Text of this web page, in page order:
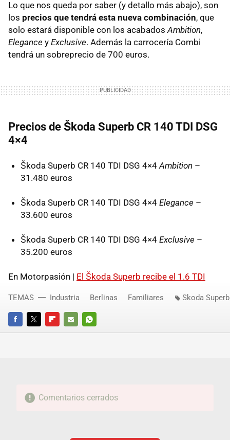
Lo que nos queda por saber (y detallo más abajo), son
los precios que tendrá esta nueva combinación, que
solo estará disponible con los acabados Ambition,
Elegance y Exclusive. Además la carrocería Combi
tendrá un sobreprecio de 700 euros.
Precios de Škoda Superb CR 140 TDI DSG
4×4
Škoda Superb CR 140 TDI DSG 4×4 Ambition –
31.480 euros
Škoda Superb CR 140 TDI DSG 4×4 Elegance –
33.600 euros
Škoda Superb CR 140 TDI DSG 4×4 Exclusive –
35.200 euros
En Motorpasión | El Škoda Superb recibe el 1.6 TDI
FACEBOOKTWITTERFLIPBOARD
E-
WHATSAPP
TEMAS Industria Berlinas Familiares Skoda Superb
Comentarios cerrados